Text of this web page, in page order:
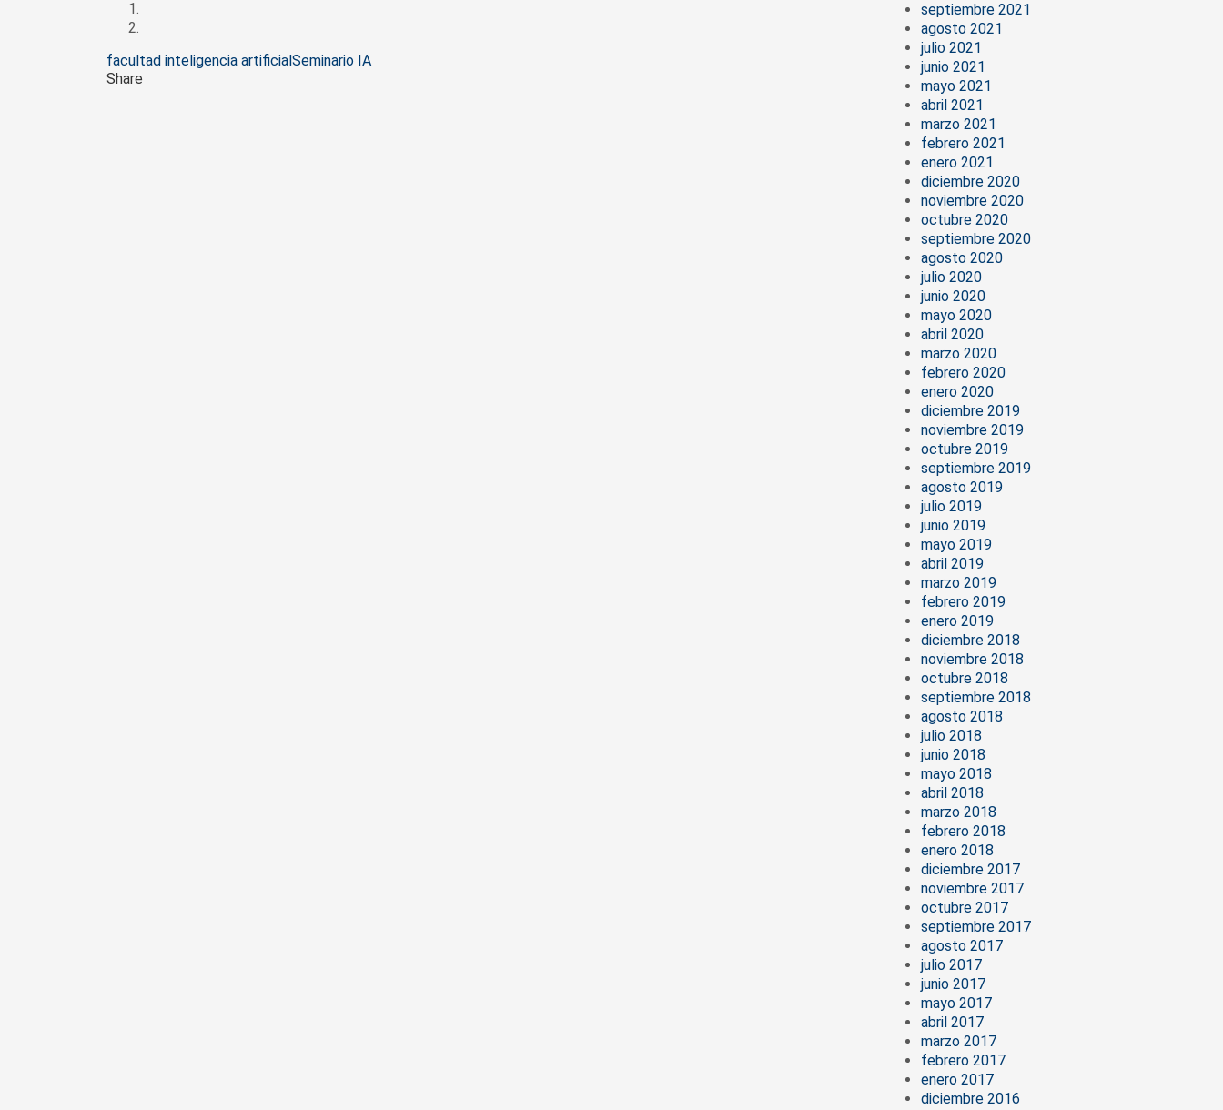
Tags
facultad inteligencia artificialSeminario IA
Share
septiembre 2021
agosto 2021
julio 2021
junio 2021
mayo 2021
abril 2021
marzo 2021
febrero 2021
enero 2021
diciembre 2020
noviembre 2020
octubre 2020
septiembre 2020
agosto 2020
julio 2020
junio 2020
mayo 2020
abril 2020
marzo 2020
febrero 2020
enero 2020
diciembre 2019
noviembre 2019
octubre 2019
septiembre 2019
agosto 2019
julio 2019
junio 2019
mayo 2019
abril 2019
marzo 2019
febrero 2019
enero 2019
diciembre 2018
noviembre 2018
octubre 2018
septiembre 2018
agosto 2018
julio 2018
junio 2018
mayo 2018
abril 2018
marzo 2018
febrero 2018
enero 2018
diciembre 2017
noviembre 2017
octubre 2017
septiembre 2017
agosto 2017
julio 2017
junio 2017
mayo 2017
abril 2017
marzo 2017
febrero 2017
enero 2017
diciembre 2016